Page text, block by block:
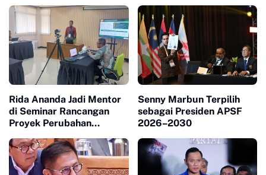
Rida Ananda Jadi Mentor
di Seminar Rancangan
Proyek Perubahan
Nasional
Senny Marbun Terpilih
sebagai Presiden APSF
2026–2030